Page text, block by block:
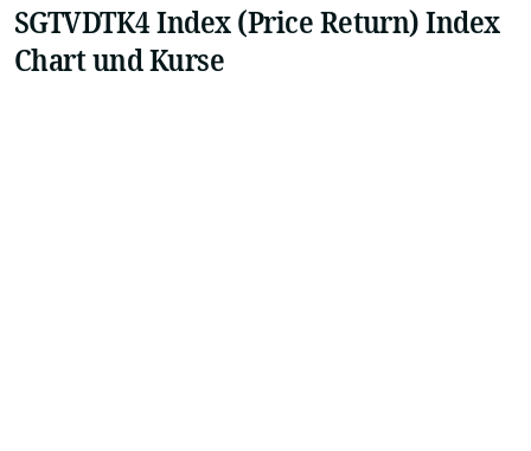
SGTVDTK4 Index (Price Return) Index
Chart und Kurse